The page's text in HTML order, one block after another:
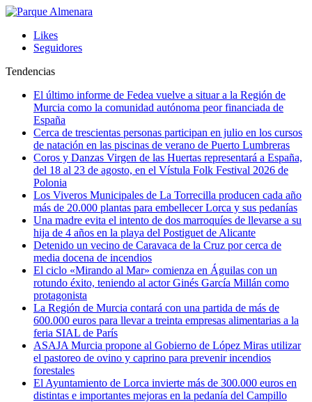
Likes
Seguidores
Tendencias
El último informe de Fedea vuelve a situar a la Región de
Murcia como la comunidad autónoma peor financiada de
España
Cerca de trescientas personas participan en julio en los cursos
de natación en las piscinas de verano de Puerto Lumbreras
Coros y Danzas Virgen de las Huertas representará a España,
del 18 al 23 de agosto, en el Vístula Folk Festival 2026 de
Polonia
Los Viveros Municipales de La Torrecilla producen cada año
más de 20.000 plantas para embellecer Lorca y sus pedanías
Una madre evita el intento de dos marroquíes de llevarse a su
hija de 4 años en la playa del Postiguet de Alicante
Detenido un vecino de Caravaca de la Cruz por cerca de
media docena de incendios
El ciclo «Mirando al Mar» comienza en Águilas con un
rotundo éxito, teniendo al actor Ginés García Millán como
protagonista
La Región de Murcia contará con una partida de más de
600.000 euros para llevar a treinta empresas alimentarias a la
feria SIAL de París
ASAJA Murcia propone al Gobierno de López Miras utilizar
el pastoreo de ovino y caprino para prevenir incendios
forestales
El Ayuntamiento de Lorca invierte más de 300.000 euros en
distintas e importantes mejoras en la pedanía del Campillo